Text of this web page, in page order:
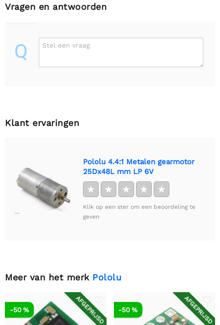
Vragen en antwoorden
Q Stel een vraag
Klant ervaringen
Pololu 4.4:1 Metalen gearmotor
25Dx48L mm LP 6V
★ ★ ★ ★ ★
Klik op een ster om een beoordeling te
geven
Meer van het merk Pololu
AFGEPRIJSD
-50 % AFGEPRIJSD
-50 %